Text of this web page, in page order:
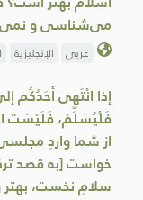
می‌شناسی و
عربي الإنجليزية
إذا انْتَهى أَحَدُكُم
فَلْيُسَلِّمْ، فَلَيْسَت
از شما واردِ
خواست [به قصد ترک
سلامِ نخست، بهتر